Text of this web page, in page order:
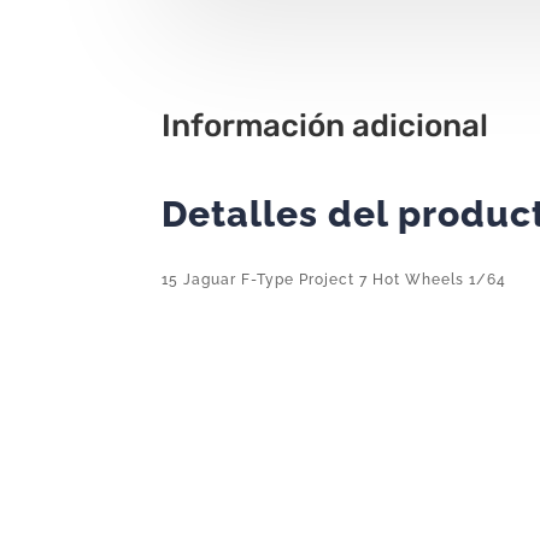
Información adicional
Detalles del
15 Jaguar F-Type Project 7 Hot Wheels 1/64